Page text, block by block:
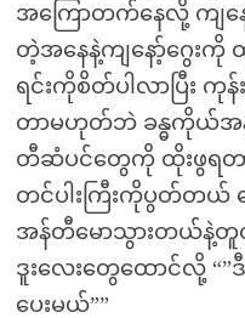
အကြောတက်နေလို့ ကျန
တဲ့အနေနဲ့ကျနော့်ဂွေး
ရင်းကိုစိတ်ပါလာပြီး ကု
တာမဟုတ်ဘဲ ခန္ဓကိုယ်အ
တီဆံပင်တွေကို ထိုးဖွရတာ
တင်ပါးကြီးကိုပွတ်တယ်
အန်တီမောသွားတယ်နဲ့
ဒူးလေးတွေထောင်လို့
ပေးမယ်””